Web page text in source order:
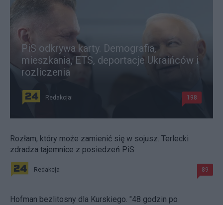
PiS odkrywa karty. Demografia,
mieszkania, ETS, deportacje Ukraińców i
rozliczenia
Redakcja 198
Rozłam, który może zamienić się w sojusz. Terlecki
zdradza tajemnice z posiedzeń PiS
Redakcja 89
Hofman bezlitosny dla Kurskiego. "48 godzin po